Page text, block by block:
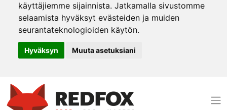
käyttäjiemme sijainnista. Jatkamalla sivustomme
selaamista hyväksyt evästeiden ja muiden
seurantateknologioiden käytön.
Hyväksyn Muuta asetuksiani